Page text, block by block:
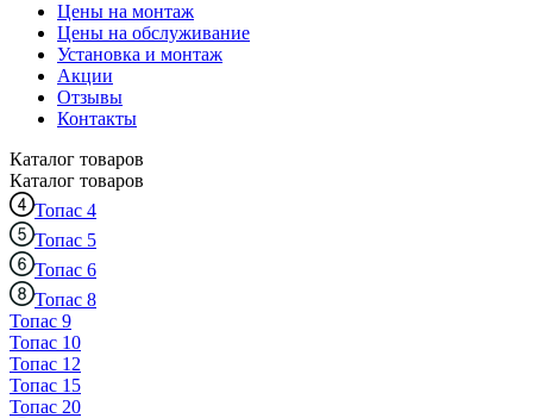
Цены на монтаж
Цены на обслуживание
Установка и монтаж
Акции
Отзывы
Контакты
Каталог товаров
Каталог товаров
Топас 4
Топас 5
Топас 6
Топас 8
Топас 9
Топас 10
Топас 12
Топас 15
Топас 20